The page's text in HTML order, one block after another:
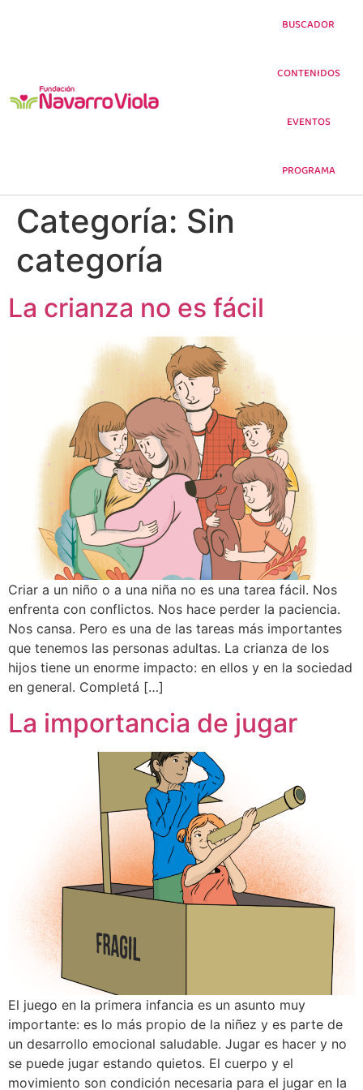
BUSCADOR
CONTENIDOS
EVENTOS
PROGRAMA
Categoría: Sin
categoría
La crianza no es fácil
Criar a un niño o a una niña no es una tarea fácil. Nos
enfrenta con conflictos. Nos hace perder la paciencia.
Nos cansa. Pero es una de las tareas más importantes
que tenemos las personas adultas. La crianza de los
hijos tiene un enorme impacto: en ellos y en la sociedad
en general. Completá […]
La importancia de jugar
El juego en la primera infancia es un asunto muy
importante: es lo más propio de la niñez y es parte de
un desarrollo emocional saludable. Jugar es hacer y no
se puede jugar estando quietos. El cuerpo y el
movimiento son condición necesaria para el jugar en la